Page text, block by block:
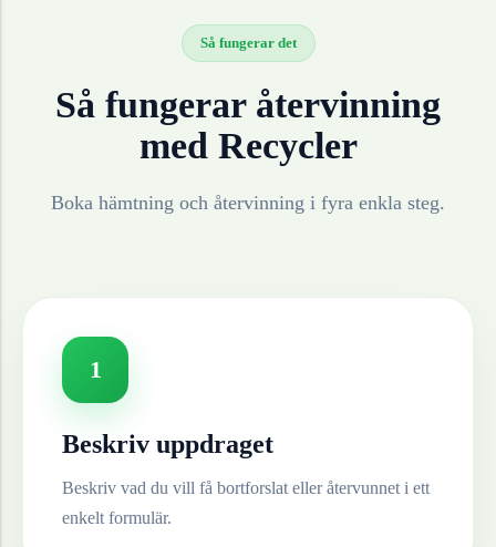
Så fungerar det
Så fungerar återvinning
med Recycler
Boka hämtning och återvinning i fyra enkla steg.
1
Beskriv uppdraget
Beskriv vad du vill få bortforslat eller återvunnet i ett
enkelt formulär.